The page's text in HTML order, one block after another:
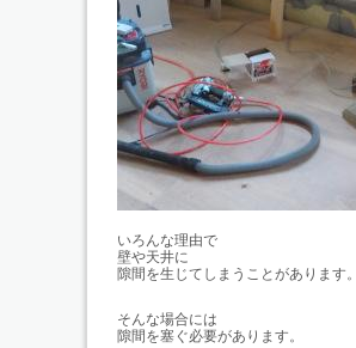
いろんな理由で
壁や天井に
隙間を生じてしまうことがあります
そんな場合には
隙間を塞ぐ必要があります。